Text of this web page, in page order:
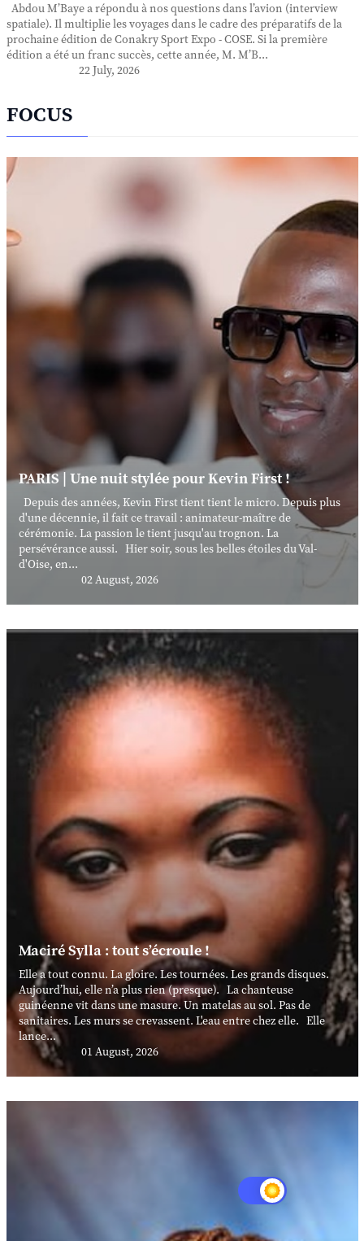
Abdou M’Baye a répondu à nos questions dans l’avion (interview
spatiale). Il multiplie les voyages dans le cadre des préparatifs de la
prochaine édition de Conakry Sport Expo - COSE. Si la première
édition a été un franc succès, cette année, M. M’B...
22 July, 2026
FOCUS
PARIS | Une nuit stylée pour Kevin First !
Depuis des années, Kevin First tient tient le micro. Depuis plus
d'une décennie, il fait ce travail : animateur-maître de
cérémonie. La passion le tient jusqu'au trognon. La
persévérance aussi. Hier soir, sous les belles étoiles du Val-
d'Oise, en...
02 August, 2026
Maciré Sylla : tout s’écroule !
Elle a tout connu. La gloire. Les tournées. Les grands disques.
Aujourd’hui, elle n’a plus rien (presque). La chanteuse
guinéenne vit dans une masure. Un matelas au sol. Pas de
sanitaires. Les murs se crevassent. L'eau entre chez elle. Elle
lance...
01 August, 2026